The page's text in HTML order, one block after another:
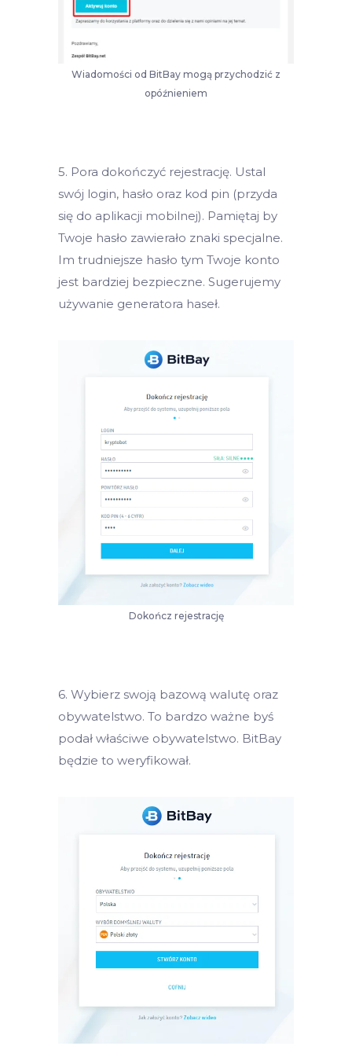
Wiadomości od BitBay mogą przychodzić z
opóźnieniem
5. Pora dokończyć rejestrację. Ustal
swój login, hasło oraz kod pin (przyda
się do aplikacji mobilnej). Pamiętaj by
Twoje hasło zawierało znaki specjalne.
Im trudniejsze hasło tym Twoje konto
jest bardziej bezpieczne. Sugerujemy
używanie generatora haseł.
Dokończ rejestrację
6. Wybierz swoją bazową walutę oraz
obywatelstwo. To bardzo ważne byś
podał właściwe obywatelstwo. BitBay
będzie to weryfikował.